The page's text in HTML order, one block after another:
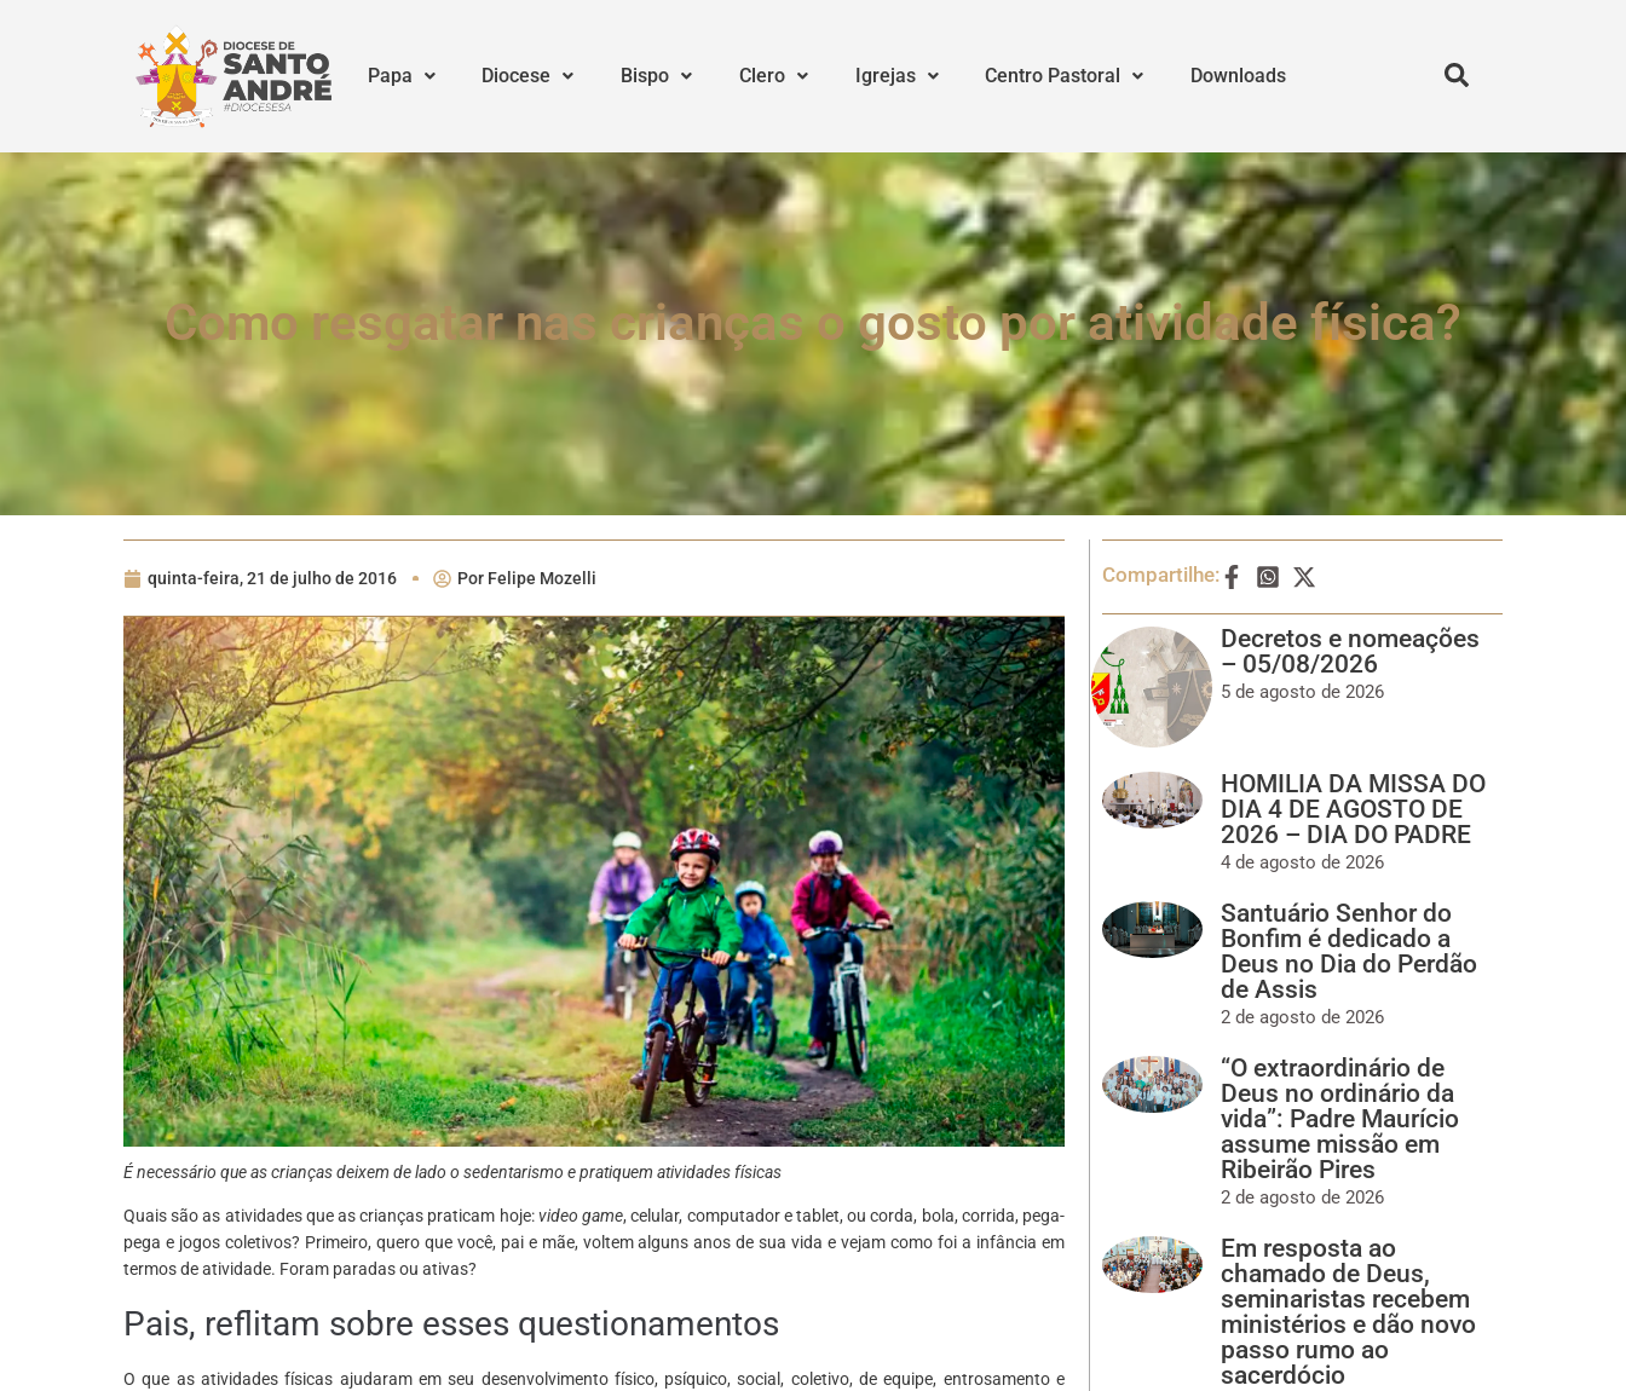
Papa Diocese Bispo Clero Igrejas Centro Pastoral Downloads
Como resgatar nas crianças o gosto por atividade física?
quinta-feira, 21 de julho de 2016 Por Felipe Mozelli
É necessário que as crianças deixem de lado o sedentarismo e pratiquem atividades físicas
Quais são as atividades que as crianças praticam hoje:video game, celular, computador e tablet, ou corda, bola, corrida, pega-
pega e jogos coletivos? Primeiro, quero que você, pai e mãe, voltem alguns anos de sua vida e vejam como foi a infância em
termos de atividade. Foram paradas ou ativas?
Pais, reflitam sobre esses questionamentos
O que as atividades físicas ajudaram em seu desenvolvimento físico, psíquico, social, coletivo, de equipe, entrosamento e
Compartilhe:
Decretos e nomeações
– 05/08/2026
5 de agosto de 2026
HOMILIA DA MISSA DO
DIA 4 DE AGOSTO DE
2026 – DIA DO PADRE
4 de agosto de 2026
Santuário Senhor do
Bonfim é dedicado a
Deus no Dia do Perdão
de Assis
2 de agosto de 2026
“O extraordinário de
Deus no ordinário da
vida”: Padre Maurício
assume missão em
Ribeirão Pires
2 de agosto de 2026
Em resposta ao
chamado de Deus,
seminaristas recebem
ministérios e dão novo
passo rumo ao
sacerdócio